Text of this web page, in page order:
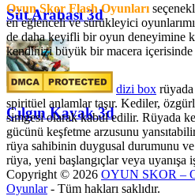
Süt Arabası 3d
Çılgın Kayak 3d
Oyun Skor Flash Oyunları
en eğlenceli ve sürükleyici
de daha keyifli bir oyun deneyimine
kendinizi büyük bir macera
dizi box
spiritüel anlamlar taşır. Kediler,
simgesi olarak kabul edilir. Rüyada
gücünü keşfetme arzusunu
rüya sahibinin duygusal durumunu
rüya, yeni başlangıçlar veya uyanışa
Copyright © 2026 OYUN SKOR –
Oyunlar- Tüm hakları saklıdır.